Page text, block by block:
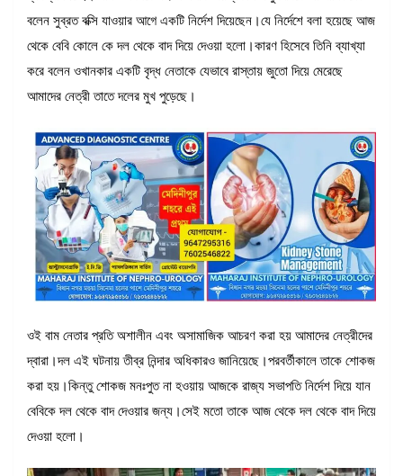
বলেন সুব্রত বক্সি যাওয়ার আগে একটি নির্দেশ দিয়েছেন।যে নির্দেশে বলা হয়েছে আজ
থেকে বেবি কোলে কে দল থেকে বাদ দিয়ে দেওয়া হলো।কারণ হিসেবে তিনি ব্যাখ্যা
করে বলেন ওখানকার একটি বৃদ্ধ নেতাকে যেভাবে রাস্তায় জুতো দিয়ে মেরেছে
আমাদের নেত্রী তাতে দলের মুখ পুড়েছে।
ওই বাম নেতার প্রতি অশালীন এবং অসামাজিক আচরণ করা হয় আমাদের নেত্রীদের
দ্বারা।দল এই ঘটনায় তীব্র নিন্দার অধিকারও জানিয়েছে।পরবর্তীকালে তাকে শোকজ
করা হয়।কিন্তু শোকজ মনঃপুত না হওয়ায় আজকে রাজ্য সভাপতি নির্দেশ দিয়ে যান
বেবিকে দল থেকে বাদ দেওয়ার জন্য।সেই মতো তাকে আজ থেকে দল থেকে বাদ দিয়ে
দেওয়া হলো।